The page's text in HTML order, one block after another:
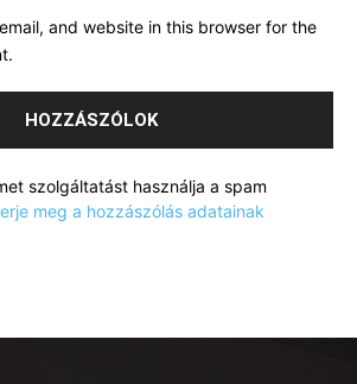
and website in this browser for the
szolgáltatást használja a spam
meg a hozzászólás adatainak